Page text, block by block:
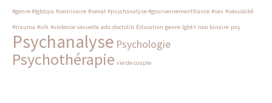
#genre #lgbtqia #seminaire #senat #psychanalyse #gourvernementfrance #sex #sexulaité
#trauma #vih #violence sexuelle ado doctolib Education genre lgbt+ non binaire psy
Psychanalyse Psychologie
Psychothérapie vie de couple